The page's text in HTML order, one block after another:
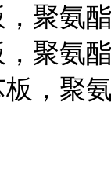
聚氨
聚氨
，聚